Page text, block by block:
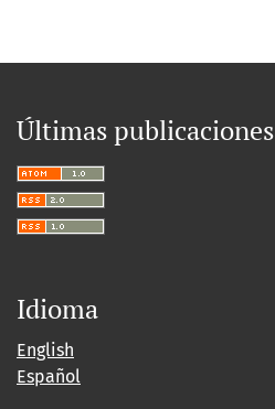
Últimas publicaciones
Idioma
English
Español